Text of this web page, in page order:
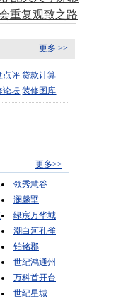
重复观致之路
更多 >>
点评 贷款计算
论坛 装修图库
更多>>
领秀慧谷
澜馨墅
绿宸万华城
潮白河孔雀
铂铭郡
世纪鸿通州
万科首开台
世纪星城